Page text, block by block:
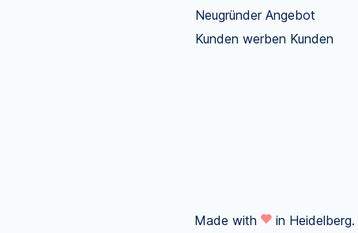
Neugründer Angebot
Kunden werben Kunden
Made with in Heidelberg.